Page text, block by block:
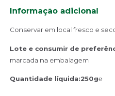
Informação adicional
Conservar em local fresco e
Lote e consumir de
marcada na embalagem
Quantidade líquida:250g℮